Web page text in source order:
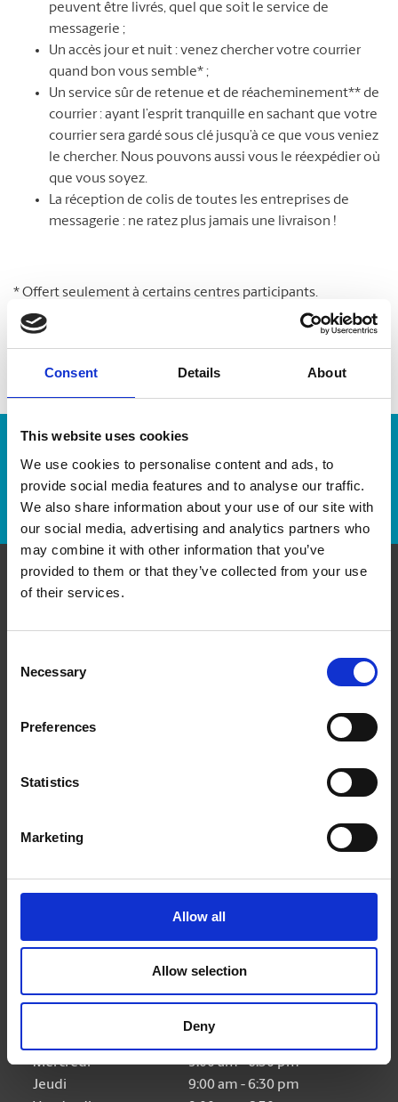
Consent Details About
This website uses cookies
We use cookies to personalise content and ads, to
provide social media features and to analyse our traffic.
We also share information about your use of our site with
our social media, advertising and analytics partners who
may combine it with other information that you’ve
provided to them or that they’ve collected from your use
of their services.
Selection
Necessary
Preferences
Statistics
Marketing
Allow all
Allow selection
Deny
peuvent être livrés, quel que soit le service de
messagerie ;
Un accès jour et nuit : venez chercher votre courrier
quand bon vous semble* ;
Un service sûr de retenue et de réacheminement** de
courrier : ayant l’esprit tranquille en sachant que votre
courrier sera gardé sous clé jusqu’à ce que vous veniez
le chercher. Nous pouvons aussi vous le réexpédier où
que vous soyez.
La réception de colis de toutes les entreprises de
messagerie : ne ratez plus jamais une livraison !
* Offert seulement à certains centres participants.
**Des frais supplémentaires peuvent s’appliquer.
Communiquer avec nous
Edmonton Alberta - T5K 0K6
(780) 448-5898
Nous suivre
Heures d'ouverture
9:00 am - 6:30 pm
Mercredi
9:00 am - 6:30 pm
Jeudi
9:00 am - 6:30 pm